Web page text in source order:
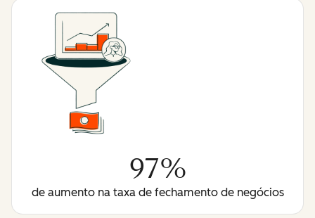
97%
de aumento na taxa de fechamento de negócios